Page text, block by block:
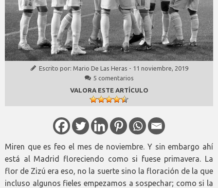
Escrito por: Mario De Las Heras - 11 noviembre, 2019
5 comentarios
VALORA ESTE ARTÍCULO
Miren que es feo el mes de noviembre. Y sin embargo ahí
está al Madrid floreciendo como si fuese primavera. La
flor de Zizú era eso, no la suerte sino la floración de la que
incluso algunos fieles empezamos a sospechar; como si la